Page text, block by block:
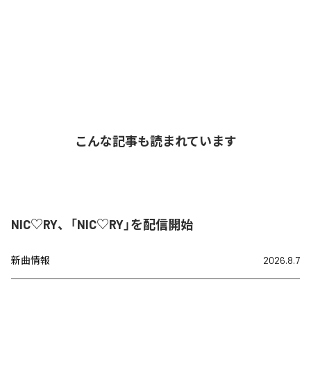
こんな記事も読まれています
NIC♡RY、「NIC♡RY」を配信開始
新曲情報 2026.8.7